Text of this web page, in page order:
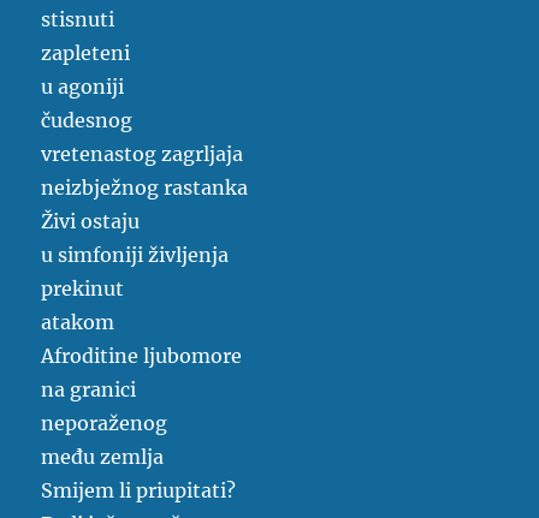
stisnuti
zapleteni
u agoniji
čudesnog
vretenastog zagrljaja
neizbježnog rastanka
Živi ostaju
u simfoniji življenja
prekinut
atakom
Afroditine ljubomore
na granici
neporaženog
među zemlja
Smijem li priupitati?